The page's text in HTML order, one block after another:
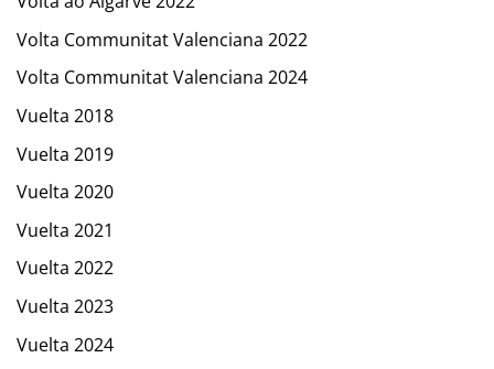
Volta Communitat Valenciana 2022
Volta Communitat Valenciana 2024
Vuelta 2018
Vuelta 2019
Vuelta 2020
Vuelta 2021
Vuelta 2022
Vuelta 2023
Vuelta 2024